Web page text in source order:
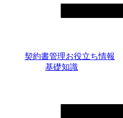
契約書管理お役立ち情報
基礎知識